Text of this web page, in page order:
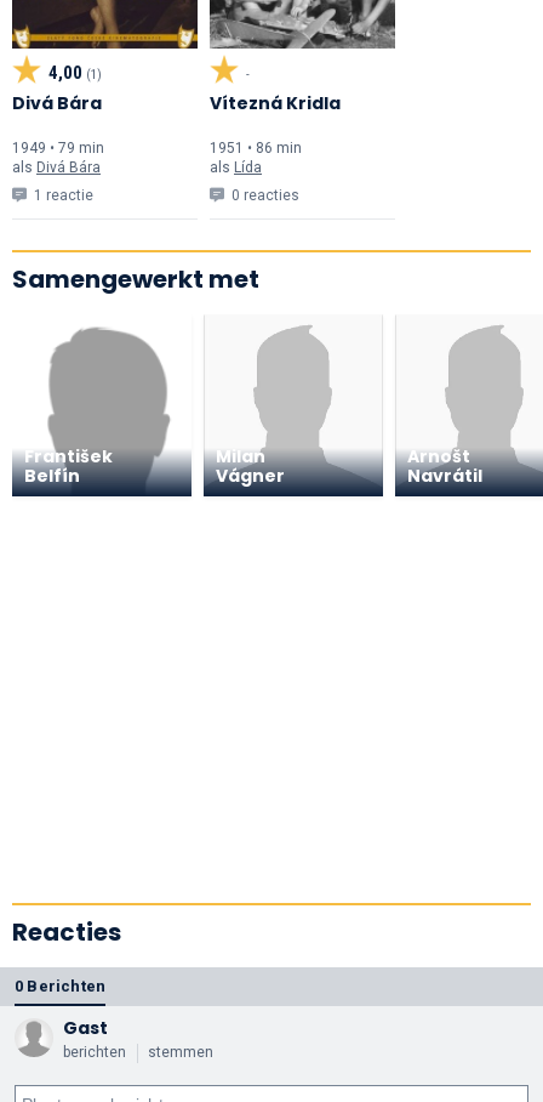
4,00 (1)
Divá Bára
1949 • 79 min
als Divá Bára
1 reactie
-
Vítezná Kridla
1951 • 86 min
als Lída
0 reacties
Samengewerkt met
František
Belfín
Milan
Vágner
Arnošt
Navrátil
Reacties
0 Berichten
Gast
berichten stemmen